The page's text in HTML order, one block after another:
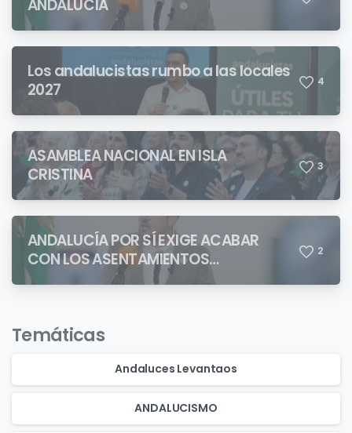
ANDALUCÍA
Los andalucistas rumbo a las locales
2027
4
ASAMBLEA NACIONAL EN ISLA
CRISTINA
3
ANDALUCÍA POR SÍ EXIGE ACABAR
CON LOS ASENTAMIENTOS
CHABOLISTAS
2
Temáticas
Andaluces Levantaos
ANDALUCISMO